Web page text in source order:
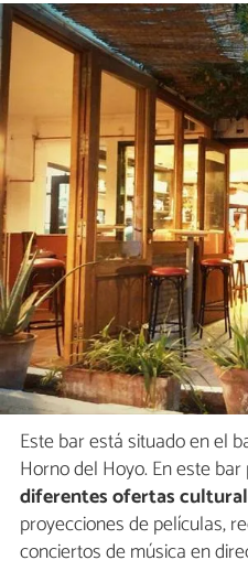
Este bar está situado en el
Horno del Hoyo. En este
diferentes ofertas
proyecciones de películas,
conciertos de música en